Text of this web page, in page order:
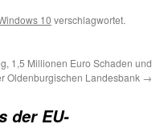
10 verschlagwortet.
1,5 Millionen Euro Schaden und
Oldenburgischen Landesbank →
der EU-